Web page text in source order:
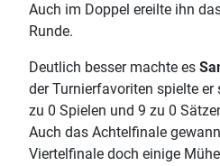
Auch im Doppel ereilte ihn
Runde.
Deutlich besser machte es
der Turnierfavoriten spielte
zu 0 Spielen und 9 zu 0
Auch das Achtelfinale
Viertelfinale doch einige